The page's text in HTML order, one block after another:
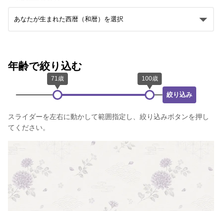
年齢で絞り込む
絞り込み
スライダーを左右に動かして範囲指定し、絞り込みボタンを押し
てください。